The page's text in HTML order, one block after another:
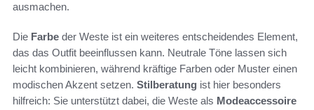
ausmachen.
Die Farbe der Weste ist ein weiteres entscheidendes Element,
das das Outfit beeinflussen kann. Neutrale Töne lassen sich
leicht kombinieren, während kräftige Farben oder Muster einen
modischen Akzent setzen. Stilberatung ist hier besonders
hilfreich: Sie unterstützt dabei, die Weste als Modeaccessoire